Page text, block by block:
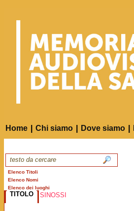
Home Chi siamo Dove siamo
Elenco Titoli
Elenco Nomi
Elenco dei luoghi
TITOLO SINOSSI